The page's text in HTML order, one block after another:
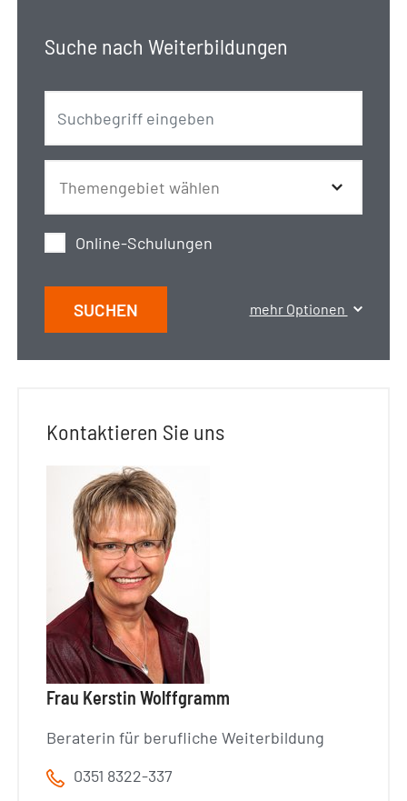
Suche nach Weiterbildungen
Online-Schulungen
SUCHEN mehr Optionen
Kontaktieren Sie uns
Frau Kerstin Wolffgramm
Beraterin für berufliche Weiterbildung
0351 8322-337